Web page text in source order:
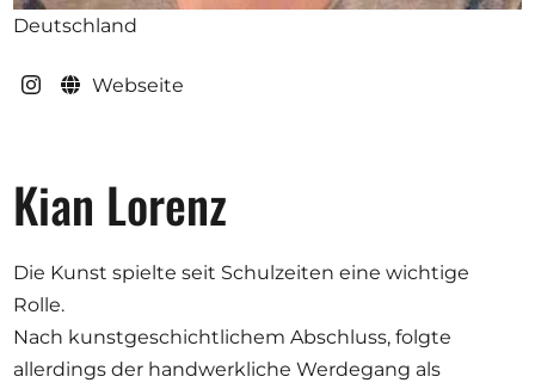
Partners
Kontakt
Deutschland
Webseite
Kian Lorenz
Die Kunst spielte seit Schulzeiten eine wichtige
Rolle.
Nach kunstgeschichtlichem Abschluss, folgte
allerdings der handwerkliche Werdegang als